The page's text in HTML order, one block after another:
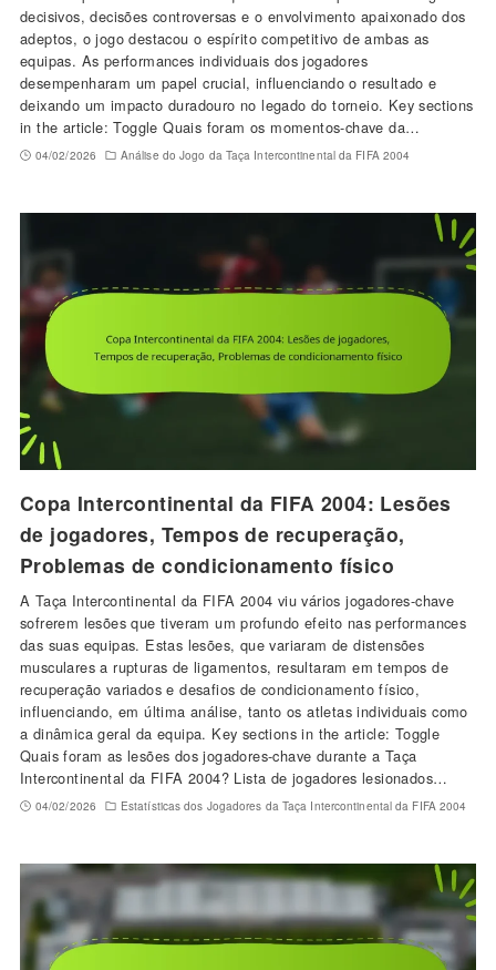
decisivos, decisões controversas e o envolvimento apaixonado dos
adeptos, o jogo destacou o espírito competitivo de ambas as
equipas. As performances individuais dos jogadores
desempenharam um papel crucial, influenciando o resultado e
deixando um impacto duradouro no legado do torneio. Key sections
in the article: Toggle Quais foram os momentos-chave da…
04/02/2026 Análise do Jogo da Taça Intercontinental da FIFA 2004
Copa Intercontinental da FIFA 2004: Lesões
de jogadores, Tempos de recuperação,
Problemas de condicionamento físico
A Taça Intercontinental da FIFA 2004 viu vários jogadores-chave
sofrerem lesões que tiveram um profundo efeito nas performances
das suas equipas. Estas lesões, que variaram de distensões
musculares a rupturas de ligamentos, resultaram em tempos de
recuperação variados e desafios de condicionamento físico,
influenciando, em última análise, tanto os atletas individuais como
a dinâmica geral da equipa. Key sections in the article: Toggle
Quais foram as lesões dos jogadores-chave durante a Taça
Intercontinental da FIFA 2004? Lista de jogadores lesionados…
04/02/2026 Estatísticas dos Jogadores da Taça Intercontinental da FIFA 2004